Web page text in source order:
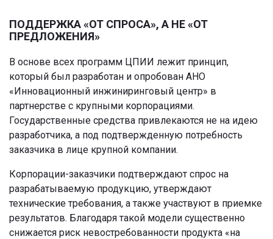
ПОДДЕРЖКА «ОТ СПРОСА», А НЕ «ОТ
ПРЕДЛОЖЕНИЯ»
В основе всех программ ЦПИИ лежит принцип,
который был разработан и опробован АНО
«Инновационный инжиниринговый центр» в
партнерстве с крупными корпорациями.
Государственные средства привлекаются не на идею
разработчика, а под подтвержденную потребность
заказчика в лице крупной компании.
Корпорации-заказчики подтверждают спрос на
разрабатываемую продукцию, утверждают
технические требования, а также участвуют в приемке
результатов. Благодаря такой модели существенно
снижается риск невостребованности продукта «на